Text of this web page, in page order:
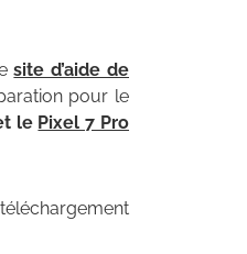
site d’aide de
pour le
le Pixel 7 Pro